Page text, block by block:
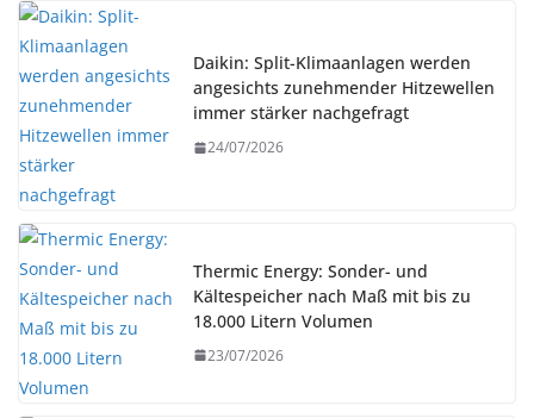
Daikin: Split-Klimaanlagen werden
angesichts zunehmender Hitzewellen
immer stärker nachgefragt
24/07/2026
Thermic Energy: Sonder- und
Kältespeicher nach Maß mit bis zu
18.000 Litern Volumen
23/07/2026